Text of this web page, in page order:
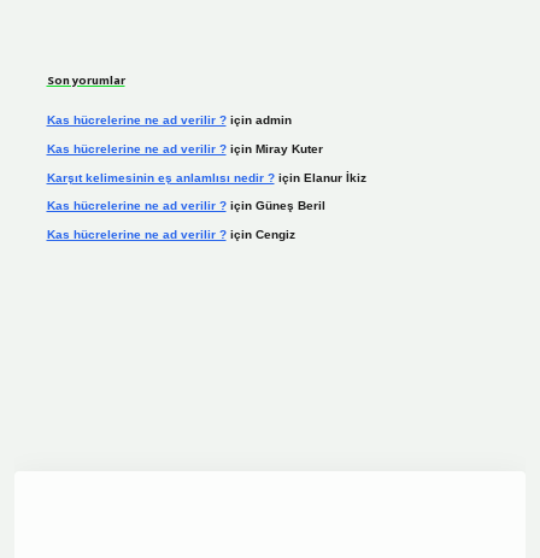
Son yorumlar
Kas hücrelerine ne ad verilir ?için admin
Kas hücrelerine ne ad verilir ?için Miray Kuter
Karşıt kelimesinin eş anlamlısı nedir ?için Elanur İkiz
Kas hücrelerine ne ad verilir ?için Güneş Beril
Kas hücrelerine ne ad verilir ?için Cengiz